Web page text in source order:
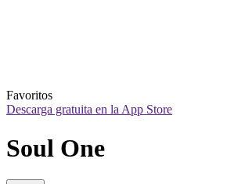
Favoritos
Descarga gratuita en la App Store
Soul One